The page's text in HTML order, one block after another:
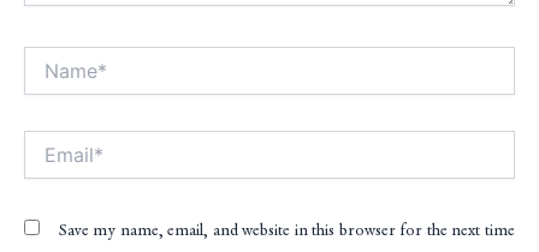
Save my name, email, and website in this browser for the next time